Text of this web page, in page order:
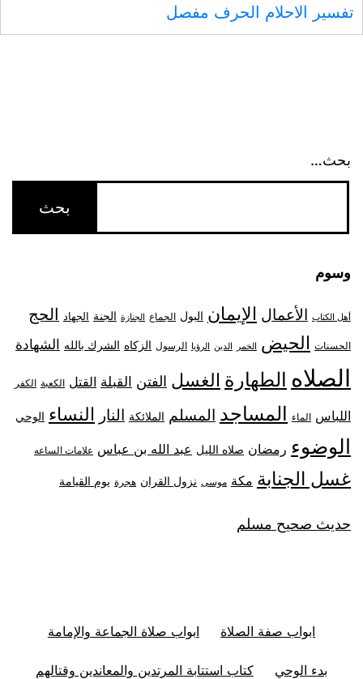
تفسير الاحلام الحرف مفصل
بحث…
وسوم
أهل الكتاب الأعمال الإيمان البول الجماع الجنازة الجنة الجهاد الحج
الحسنات الحيض الخمر الدين الرؤيا الرسول الزكاه الشرك بالله الشهادة
الصلاه الطهارة الغسل الفتن القبلة القتل الكعبة الكفر
اللباس الماء المساجد المسلم الملائكة النار النساء الوحي
الوضوء رمضان صلاه الليل عبد الله بن عباس علامات الساعه
غسل الجنابة مكة موسى نزول القران هجرة يوم القيامة
حديث صحيح مسلم
ابواب صفة الصلاة ابواب صلاة الجماعة والإمامة
بدء الوحي كتاب استتابة المرتدين والمعاندين وقتالهم